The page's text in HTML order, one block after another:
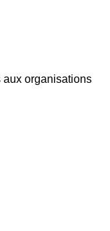
organisations